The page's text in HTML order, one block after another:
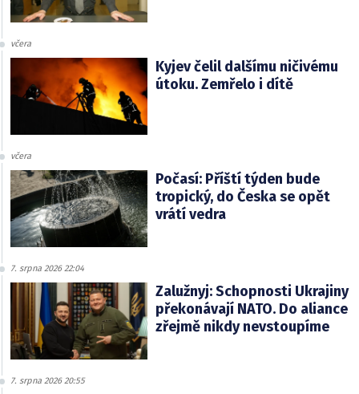
včera
Kyjev čelil dalšímu ničivému
útoku. Zemřelo i dítě
včera
Počasí: Příští týden bude
tropický, do Česka se opět
vrátí vedra
7. srpna 2026 22:04
Zalužnyj: Schopnosti Ukrajiny
překonávají NATO. Do aliance
zřejmě nikdy nevstoupíme
7. srpna 2026 20:55